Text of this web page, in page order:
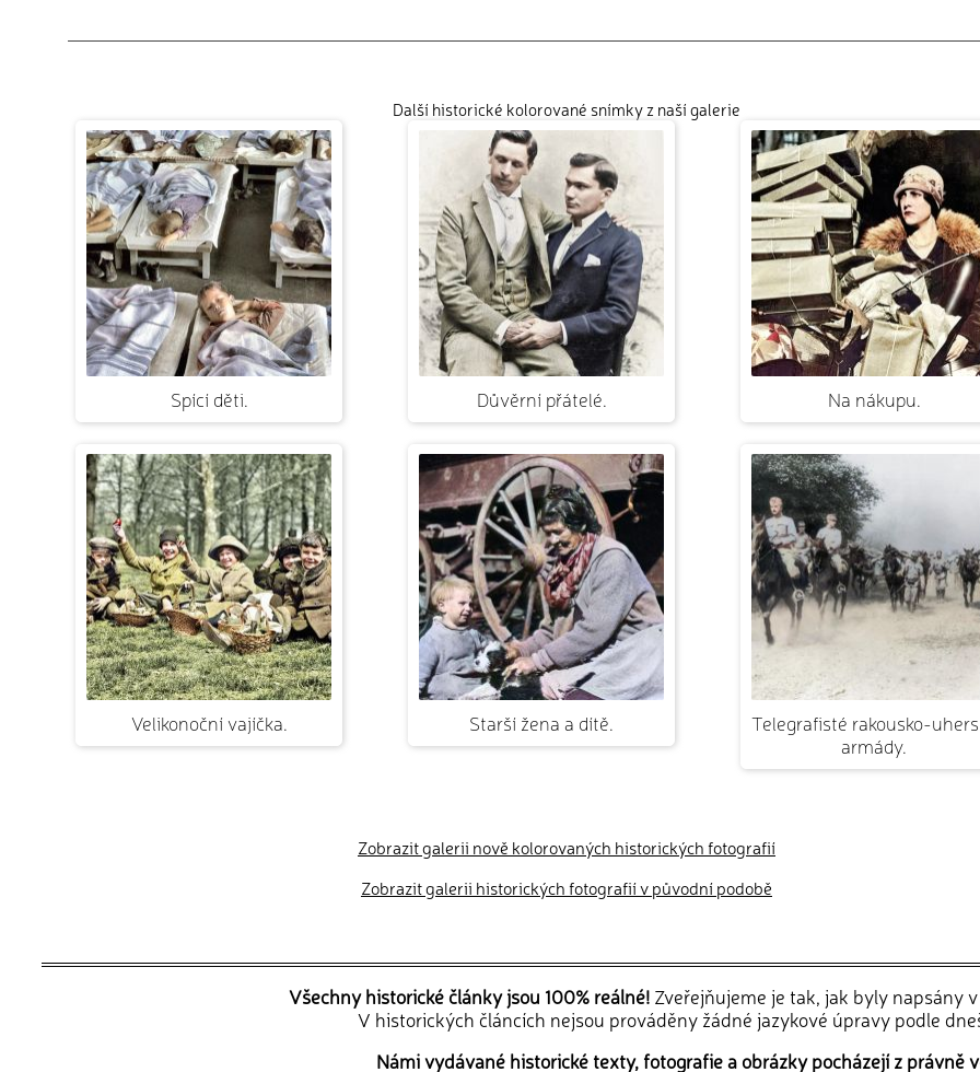
Další historické kolorované snímky z naší galerie
Spící děti. Důvěrní přátelé. Na nákupu.
Velikonoční vajíčka. Starší žena a dítě.
Telegrafisté rakousko-
armády.
Zobrazit galerii nově kolorovaných historických fotografií
Zobrazit galerii historických fotografií v původní podobě
Všechny historické články jsou 100% reálné! Zveřejňujeme je tak, jak byly napsány
V historických článcích nejsou prováděny žádné jazykové úpravy podle
Námi vydávané historické texty, fotografie a obrázky pocházejí z právně